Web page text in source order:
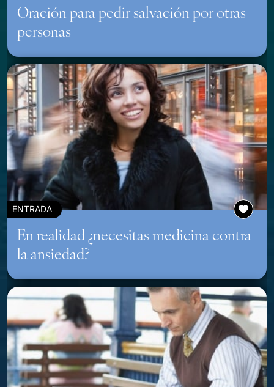
Oración para pedir salvación por otras
personas
ENTRADA
En realidad ¿necesitas medicina contra
la ansiedad?